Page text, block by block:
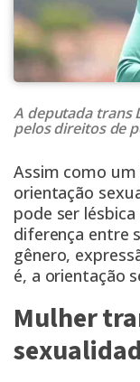
A deputada trans
pelos direitos de
Assim como
orientação
pode ser
diferença entre
gênero,
é, a orientação
Mulher